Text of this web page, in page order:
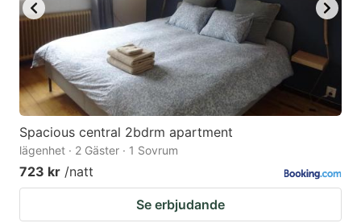
Spacious central 2bdrm apartment
lägenhet · 2 Gäster · 1 Sovrum
723 kr /natt
Se erbjudande